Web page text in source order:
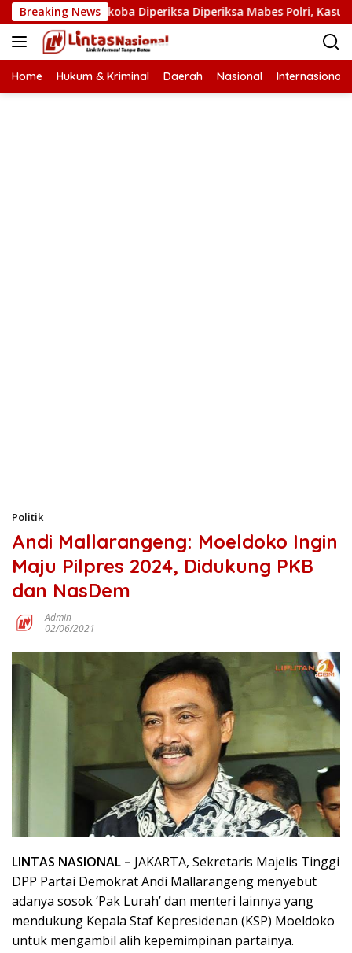
Langsung
ke
konten
Breaking News
Kasat Narkoba Diperiksa Diperiksa Mabes Polri, Kasus Apa?
Home Hukum & Kriminal Daerah Nasional Internasional
Politik
Andi Mallarangeng: Moeldoko Ingin
Maju Pilpres 2024, Didukung PKB
dan NasDem
Admin
02/06/2021
LINTAS NASIONAL – JAKARTA, Sekretaris Majelis Tinggi
DPP Partai Demokrat Andi Mallarangeng menyebut
adanya sosok ‘Pak Lurah’ dan menteri lainnya yang
mendukung Kepala Staf Kepresidenan (KSP) Moeldoko
untuk mengambil alih kepemimpinan partainya.